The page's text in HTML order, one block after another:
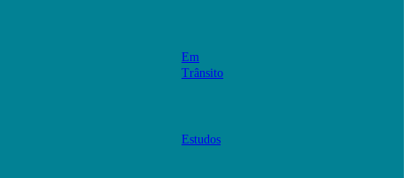
Em
Trânsito
Estudos